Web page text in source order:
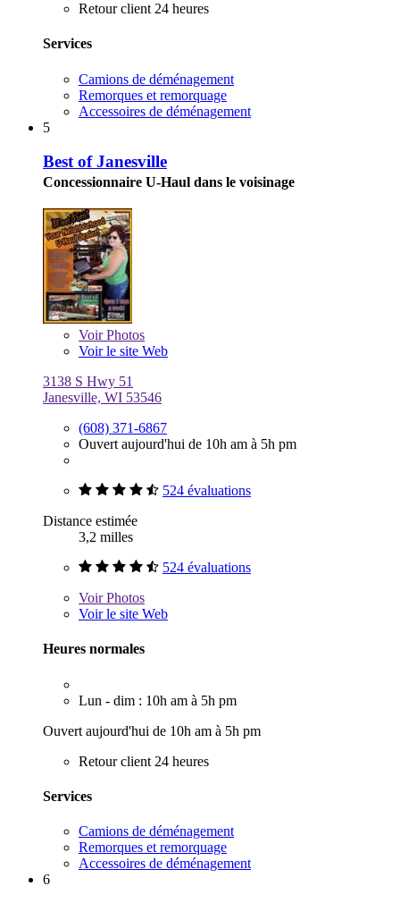
Retour client 24 heures
Services
Camions de déménagement
Remorques et remorquage
Accessoires de déménagement
5
Best of Janesville
Concessionnaire U-Haul dans le voisinage
VoirPhotos
Voir le site Web
3138 S Hwy 51
Janesville, WI 53546
(608) 371-6867
Ouvert aujourd'hui de 10h am à 5h pm
524 évaluations
Distance estimée
3,2 milles
524 évaluations
VoirPhotos
Voir le site Web
Heures normales
Lun - dim : 10h am à 5h pm
Ouvert aujourd'hui de 10h am à 5h pm
Retour client 24 heures
Services
Camions de déménagement
Remorques et remorquage
Accessoires de déménagement
6